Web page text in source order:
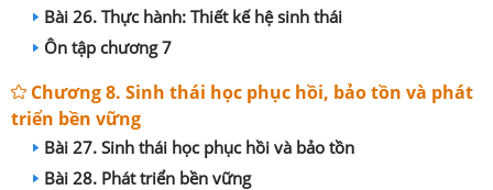
Bài 26. Thực hành: Thiết kế hệ sinh thái
Ôn tập chương 7
Chương 8. Sinh thái học phục hồi, bảo tồn và phát
triển bền vững
Bài 27. Sinh thái học phục hồi và bảo tồn
Bài 28. Phát triển bền vững